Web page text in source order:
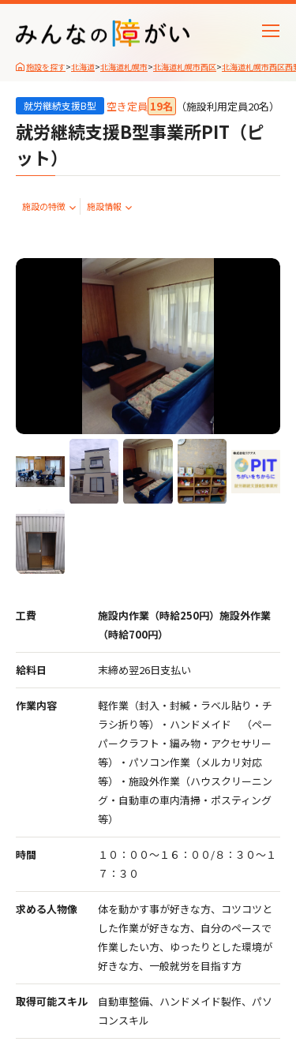
施設を探す>北海道>北海道札幌市>北海道札幌市西区>北海道札幌市西区西
就労継続支援B型 空き定員 19名 （施設利⽤定員20名）
就労継続支援B型事業所PIT（ピ
ット）
施設の特徴 施設情報
工費
施設内作業（時給250円）施設外作業
（時給700円）
給料日 末締め翌26日支払い
作業内容
軽作業（封入・封緘・ラベル貼り・チ
ラシ折り等）・ハンドメイド （ペー
パークラフト・編み物・アクセサリー
等）・パソコン作業（メルカリ対応
等）・施設外作業（ハウスクリーニン
グ・自動車の車内清掃・ポスティング
等）
時間
１０：００～１６：００/８：３０～１
７：３０
求める人物像
体を動かす事が好きな方、コツコツと
した作業が好きな方、自分のペースで
作業したい方、ゆったりとした環境が
好きな方、一般就労を目指す方
取得可能スキル
自動車整備、ハンドメイド製作、パソ
コンスキル